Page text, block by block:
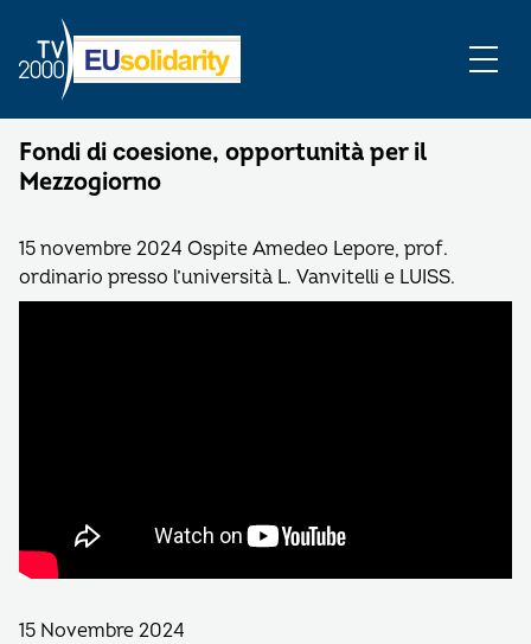
Fondi di coesione, opportunità per il
Mezzogiorno
15 novembre 2024 Ospite Amedeo Lepore, prof.
ordinario presso l’università L. Vanvitelli e LUISS.
15 Novembre 2024